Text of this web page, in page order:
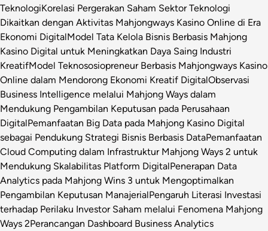
TeknologiKorelasi Pergerakan Saham Sektor Teknologi
Dikaitkan dengan Aktivitas Mahjongways Kasino Online di Era
Ekonomi DigitalModel Tata Kelola Bisnis Berbasis Mahjong
Kasino Digital untuk Meningkatkan Daya Saing Industri
KreatifModel Teknososiopreneur Berbasis Mahjongways Kasino
Online dalam Mendorong Ekonomi Kreatif DigitalObservasi
Business Intelligence melalui Mahjong Ways dalam
Mendukung Pengambilan Keputusan pada Perusahaan
DigitalPemanfaatan Big Data pada Mahjong Kasino Digital
sebagai Pendukung Strategi Bisnis Berbasis DataPemanfaatan
Cloud Computing dalam Infrastruktur Mahjong Ways 2 untuk
Mendukung Skalabilitas Platform DigitalPenerapan Data
Analytics pada Mahjong Wins 3 untuk Mengoptimalkan
Pengambilan Keputusan ManajerialPengaruh Literasi Investasi
terhadap Perilaku Investor Saham melalui Fenomena Mahjong
Ways 2Perancangan Dashboard Business Analytics